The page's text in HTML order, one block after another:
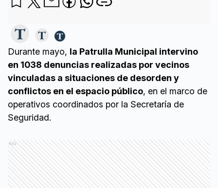
Durante mayo, la Patrulla Municipal intervino
en 1038 denuncias realizadas por vecinos
vinculadas a situaciones de desorden y
conflictos en el espacio público, en el marco de
operativos coordinados por la Secretaría de
Seguridad.
Ads